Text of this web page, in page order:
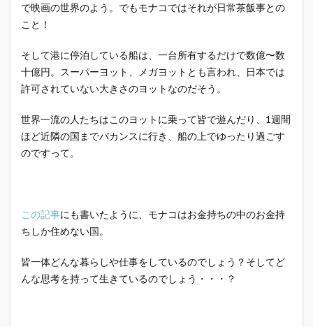
で映画の世界のよう。でもモナコではそれが日常茶飯事との
こと！
そして港に停泊している船は、一台所有するだけで数億〜数
十億円。
スーパーヨット、メガヨットとも言われ、日本では
許可されていない大きさのヨットなのだそう。
世界一流の人たちはこのヨットに乗って皆で遊んだり、1週間
ほど近隣の国までバカンスに行き、船の上でゆったり過ごす
のですって。
この記事にも書いたように、モナコはお金持ちの中のお金持
ちしか住めない国。
皆一体どんな暮らしや仕事をしているのでしょう？そしてど
んな思考を持って生きているのでしょう・・・？